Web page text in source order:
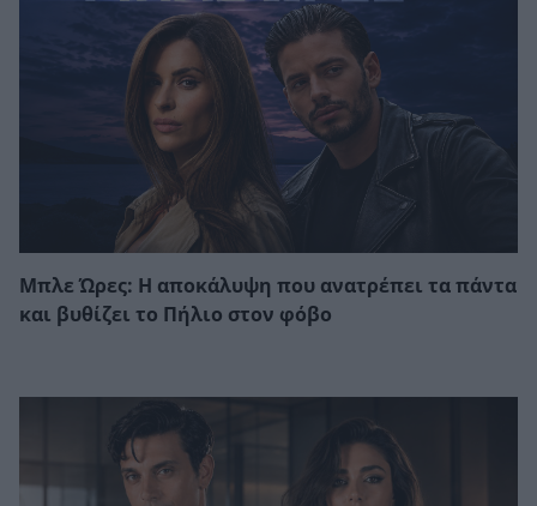
Μπλε Ώρες: Η αποκάλυψη που ανατρέπει τα πάντα
και βυθίζει το Πήλιο στον φόβο